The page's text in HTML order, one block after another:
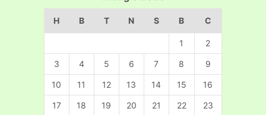
24H
H B T N S B C
1 2
3 4 5 6 7 8 9
10 11 12 13 14 15 16
17 18 19 20 21 22 23